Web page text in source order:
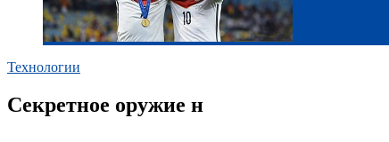
Технологии
Секретное оружие н